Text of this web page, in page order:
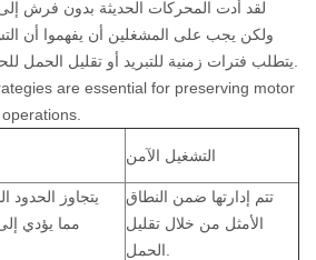
لقد أدت المحركات الحديثة بدون فرش
ولكن يجب على المشغلين أن يفهموا أن
التشغيل الآمن
يتجاوز الحدود
مما يؤدي
تتم إدارتها ضمن النطاق
الأمثل من خلال تقليل